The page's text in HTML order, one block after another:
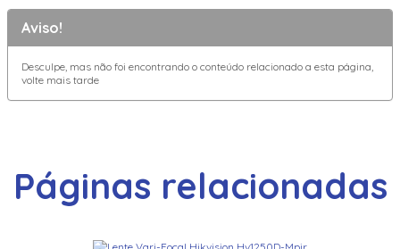
Aviso!
Desculpe, mas não foi encontrando o conteúdo relacionado a esta página,
volte mais tarde
Páginas relacionadas